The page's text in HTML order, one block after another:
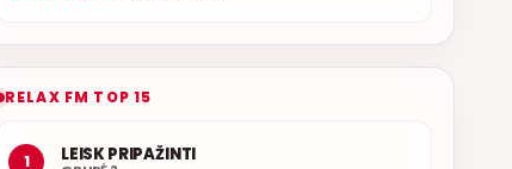
RELAX FM TOP 15
1 LEISK PRIPAŽINTI